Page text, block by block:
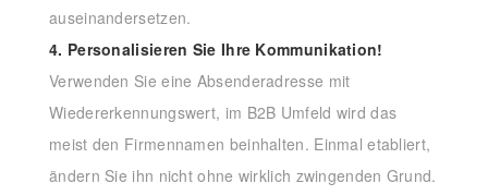
auseinandersetzen.
4. Personalisieren Sie Ihre Kommunikation!
Verwenden Sie eine Absenderadresse mit
Wiedererkennungswert, im B2B Umfeld wird das
meist den Firmennamen beinhalten. Einmal etabliert,
ändern Sie ihn nicht ohne wirklich zwingenden Grund.